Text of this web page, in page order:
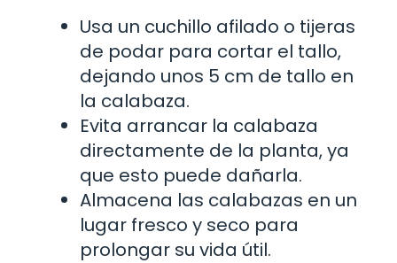
Usa un cuchillo afilado o tijeras
de podar para cortar el tallo,
dejando unos 5 cm de tallo en
la calabaza.
Evita arrancar la calabaza
directamente de la planta, ya
que esto puede dañarla.
Almacena las calabazas en un
lugar fresco y seco para
prolongar su vida útil.